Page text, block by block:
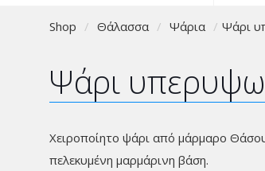
Shop / Θάλασσα / Ψάρια / Ψάρι
Ψάρι
Χειροποίητο ψάρι από μάρμαρο
πελεκυμένη μαρμάρινη βάση.